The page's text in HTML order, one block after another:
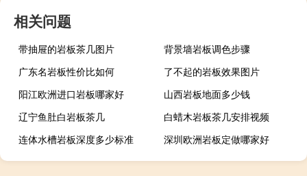
相关问题
带抽屉的岩板茶几图片
背景墙岩板调色步骤
广东名岩板性价比如何
了不起的岩板效果图片
阳江欧洲进口岩板哪家好
山西岩板地面多少钱
辽宁鱼肚白岩板茶几
白蜡木岩板茶几安排视频
连体水槽岩板深度多少标准
深圳欧洲岩板定做哪家好
广西现代简约岩板贵吗
岩板当背景墙好吗